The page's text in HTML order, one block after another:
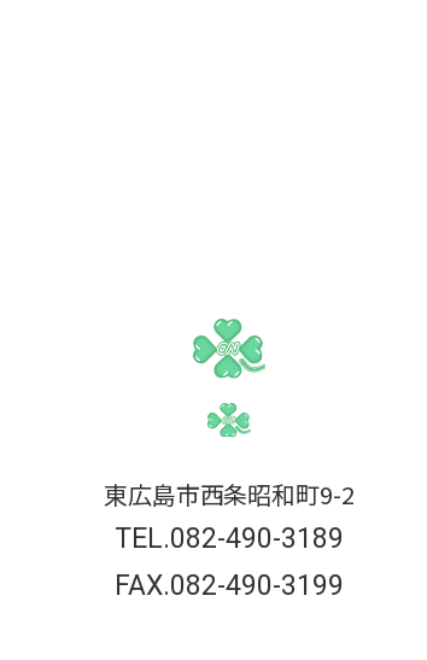
東広島市西条昭和町9-2
TEL.082-490-3189
FAX.082-490-3199